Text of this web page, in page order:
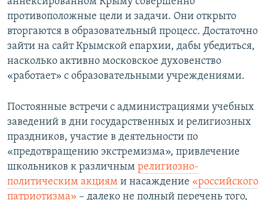
противоположные цели и задачи. Они открыто
вторгаются в образовательный процесс. Достаточно
зайти на сайт Крымской епархии, дабы убедиться,
насколько активно московское духовенство
«работает» с образовательными учреждениями.
Постоянные встречи с администрациями учебных
заведений в дни государственных и религиозных
праздников, участие в деятельности по
«предотвращению экстремизма», привлечение
школьников к различным религиозно-
политическим акциям и насаждение «российского
патриотизма» – далеко не полный перечень того,